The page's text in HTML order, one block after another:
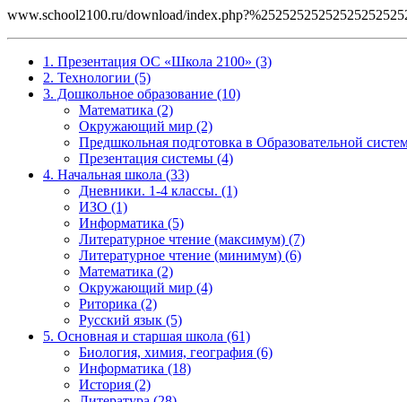
www.school2100.ru/download/
1. Презентация ОС «Школа 2100» (3)
2. Технологии (5)
3. Дошкольное образование (10)
Математика (2)
Окружающий мир (2)
Предшкольная подготовка в Образовательной
Презентация системы (4)
4. Начальная школа (33)
Дневники. 1-4 классы. (1)
ИЗО (1)
Информатика (5)
Литературное чтение (максимум) (7)
Литературное чтение (минимум) (6)
Математика (2)
Окружающий мир (4)
Риторика (2)
Русский язык (5)
5. Основная и старшая школа (61)
Биология, химия, география (6)
Информатика (18)
История (2)